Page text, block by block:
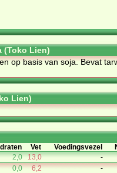
(Toko Lien)
op ba­sis van so­ja. Be­vat
Lien)
Vet Voedingsvezel
2,0 13,0 -
0,0 6,2 -